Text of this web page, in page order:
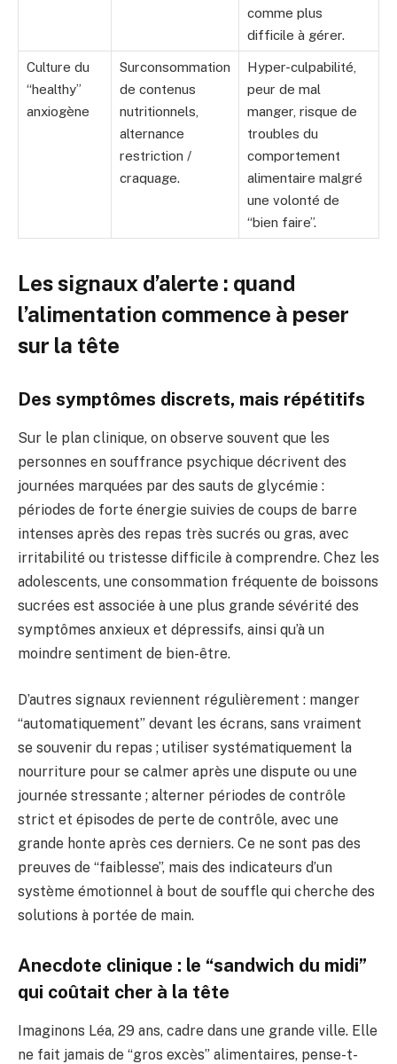
comme plus
difficile à gérer.
Culture du
“healthy”
anxiogène
Surconsommation
de contenus
nutritionnels,
alternance
restriction /
craquage.
Hyper-culpabilité,
peur de mal
manger, risque de
troubles du
comportement
alimentaire malgré
une volonté de
“bien faire”.
Les signaux d’alerte : quand
l’alimentation commence à peser
sur la tête
Des symptômes discrets, mais répétitifs
Sur le plan clinique, on observe souvent que les
personnes en souffrance psychique décrivent des
journées marquées par des sauts de glycémie :
périodes de forte énergie suivies de coups de barre
intenses après des repas très sucrés ou gras, avec
irritabilité ou tristesse difficile à comprendre. Chez les
adolescents, une consommation fréquente de boissons
sucrées est associée à une plus grande sévérité des
symptômes anxieux et dépressifs, ainsi qu’à un
moindre sentiment de bien-être.
D’autres signaux reviennent régulièrement : manger
“automatiquement” devant les écrans, sans vraiment
se souvenir du repas ; utiliser systématiquement la
nourriture pour se calmer après une dispute ou une
journée stressante ; alterner périodes de contrôle
strict et épisodes de perte de contrôle, avec une
grande honte après ces derniers. Ce ne sont pas des
preuves de “faiblesse”, mais des indicateurs d’un
système émotionnel à bout de souffle qui cherche des
solutions à portée de main.
Anecdote clinique : le “sandwich du midi”
qui coûtait cher à la tête
Imaginons Léa, 29 ans, cadre dans une grande ville. Elle
ne fait jamais de “gros excès” alimentaires, pense-t-